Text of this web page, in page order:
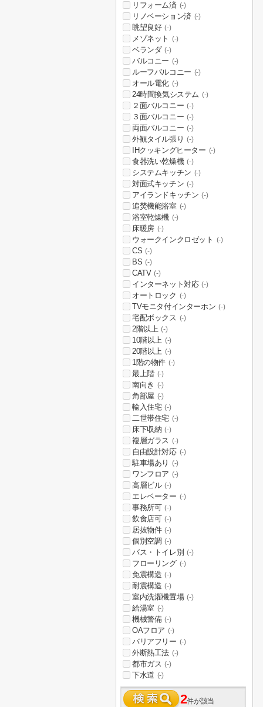
リフォーム済 (-)
リノベーション済 (-)
眺望良好 (-)
メゾネット (-)
ベランダ (-)
バルコニー (-)
ルーフバルコニー (-)
オール電化 (-)
24時間換気システム (-)
２面バルコニー (-)
３面バルコニー (-)
両面バルコニー (-)
外観タイル張り (-)
IHクッキングヒーター (-)
食器洗い乾燥機 (-)
システムキッチン (-)
対面式キッチン (-)
アイランドキッチン (-)
追焚機能浴室 (-)
浴室乾燥機 (-)
床暖房 (-)
ウォークインクロゼット (-)
CS (-)
BS (-)
CATV (-)
インターネット対応 (-)
オートロック (-)
TVモニタ付インターホン (-)
宅配ボックス (-)
2階以上 (-)
10階以上 (-)
20階以上 (-)
1階の物件 (-)
最上階 (-)
南向き (-)
角部屋 (-)
輸入住宅 (-)
二世帯住宅 (-)
床下収納 (-)
複層ガラス (-)
自由設計対応 (-)
駐車場あり (-)
ワンフロア (-)
高層ビル (-)
エレベーター (-)
事務所可 (-)
飲食店可 (-)
居抜物件 (-)
個別空調 (-)
バス・トイレ別 (-)
フローリング (-)
免震構造 (-)
耐震構造 (-)
室内洗濯機置場 (-)
給湯室 (-)
機械警備 (-)
OAフロア (-)
バリアフリー (-)
外断熱工法 (-)
都市ガス (-)
下水道 (-)
2件が該当